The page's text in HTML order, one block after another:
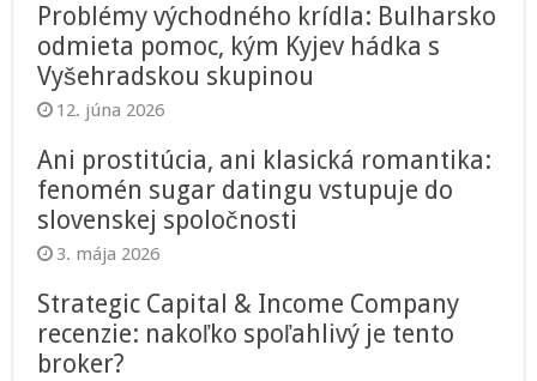
Problémy východného krídla: Bulharsko
odmieta pomoc, kým Kyjev hádka s
Vyšehradskou skupinou
12. júna 2026
Ani prostitúcia, ani klasická romantika:
fenomén sugar datingu vstupuje do
slovenskej spoločnosti
3. mája 2026
Strategic Capital & Income Company
recenzie: nakoľko spoľahlivý je tento
broker?